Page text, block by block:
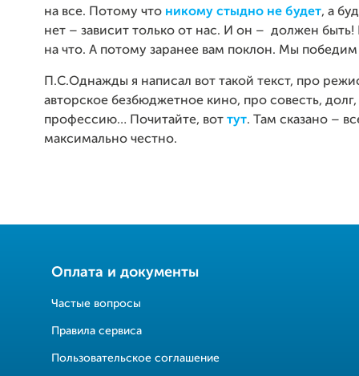
на все. Потому что никому стыдно не будет, а
нет – зависит только от нас. И он – должен
на что. А потому заранее вам поклон. Мы
П.С.Однажды я написал вот такой текст, про
авторское безбюджетное кино, про совесть,
профессию… Почитайте, вот тут. Там сказано –
максимально честно.
Оплата и документы
Частые вопросы
Правила сервиса
Пользовательское соглашение